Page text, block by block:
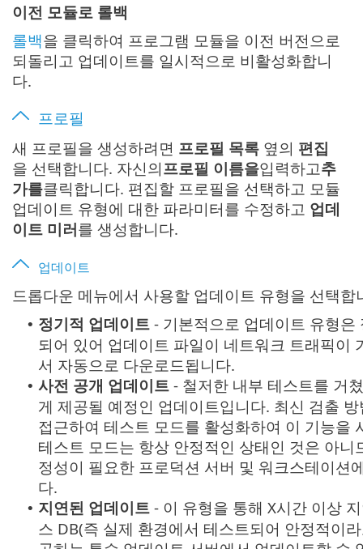
이전 모듈로 롤백
롤백을 클릭하여 프로그램 모듈을 이전 버전으로
되돌리고 업데이트를 일시적으로 비활성화합니
다.
프로필
새 프로필을 생성하려면 프로필 목록 옆의 편집
을 선택합니다. 자신의프로필 이름을입력하고추
가를클릭합니다. 편집할 프로필을 선택하고 모듈
업데이트 유형에 대한 파라미터를 수정하고 업데
이트 미러를 생성합니다.
업데이트
드롭다운 메뉴에서 사용할 업데이트 유형을 선택합
• 정기적 업데이트 - 기본적으로 업데이트 유형
되어 있어 업데이트 파일이 네트워크 트래픽이
서 자동으로 다운로드됩니다.
• 사전 공개 업데이트 - 철저한 내부 테스트를 거
게 제공될 예정인 업데이트입니다. 최신 검출
접근하여 테스트 모드를 활성화하여 이 기능을
테스트 모드는 항상 안정적인 상태인 것은 아니
정성이 필요한 프로덕션 서버 및 워크스테이션
다.
• 지연된 업데이트 - 이 유형을 통해 X시간 이상
스 DB(즉 실제 환경에서 테스트되어 안정적이